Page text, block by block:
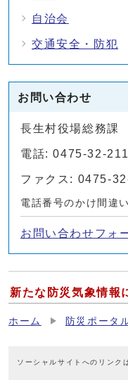
自治会
交通安全・防犯
お問い合わせ
長生村役場総務課
電話: 0475-32-
ファクス: 0475-
電話番号のかけ間違
お問い合わせフォ
新たな防災気象情報
ホーム 防災ポータ
ソーシャルサイトへのリンク